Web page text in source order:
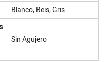
Blanco, Beis, Gris
Sin Agujero